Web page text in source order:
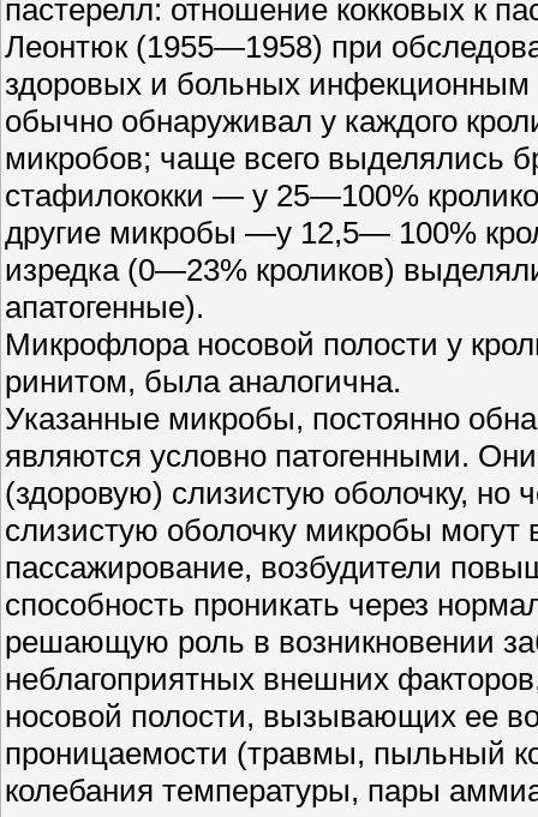
пастерелл: отношение кокковых к
Леонтюк (1955—1958) при
здоровых и больных
обычно обнаруживал у каждого
микробов; чаще всего выделялись
стафилококки — у 25—100%
другие микробы —у 12,5— 100%
изредка (0—23% кроликов)
апатогенные).
Микрофлора носовой полости у
ринитом, была аналогична.
Указанные микробы, постоянно
являются условно патогенными.
(здоровую) слизистую оболочку,
слизистую оболочку микробы могут
пассажирование, возбудители
способность проникать через
решающую роль в возникновении
неблагоприятных внешних
носовой полости, вызывающих ее
проницаемости (травмы, пыльный
колебания температуры, пары